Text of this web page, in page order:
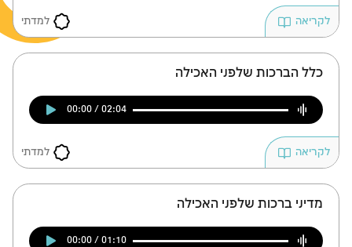
למדתי לקריאה
כלל הברכות שלפני האכילה
00:00 / 02:04
למדתי לקריאה
מדיני ברכות שלפני האכילה
00:00 / 01:10